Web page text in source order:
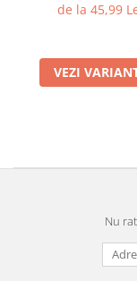
de la 45,99
VEZI
Nu